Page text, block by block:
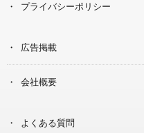
プライバシーポリシー
広告掲載
会社概要
よくある質問